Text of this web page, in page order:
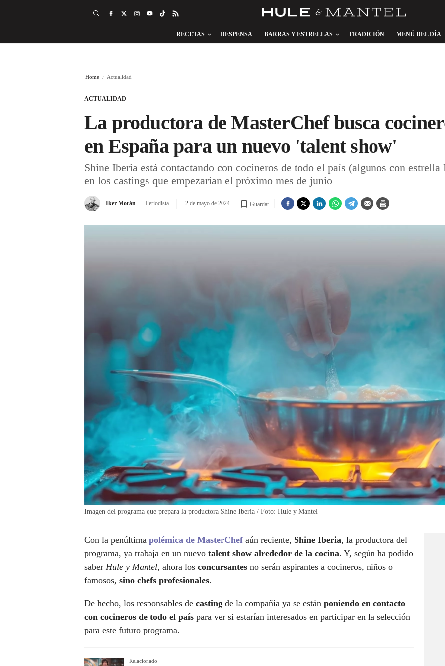
RECETAS DESPENSA BARRAS Y ESTRELLAS TRADICIÓN MENÚ DEL DÍA
Home Actualidad
ACTUALIDAD
La productora de MasterChef busca
en España para un nuevo 'talent show'
Shine Iberia está contactando con cocineros de todo el país (algunos con
en los castings que empezarían el próximo mes de junio
Iker Morán Periodista 2 de mayo de 2024 Guardar
Imagen del programa que prepara la productora Shine Iberia / Foto: Hule y Mantel
Con la penúltima polémica de MasterChefaún reciente, Shine Iberia, la productora del
programa, ya trabaja en un nuevo talent show alrededor de la cocina. Y, según ha podido
saber Hule y Mantel, ahora los concursantes no serán aspirantes a cocineros, niños o
famosos, sino chefs profesionales.
De hecho, los responsables de casting de la compañía ya se están poniendo en contacto
con cocineros de todo el país para ver si estarían interesados en participar en la selección
para este futuro programa.
Relacionado